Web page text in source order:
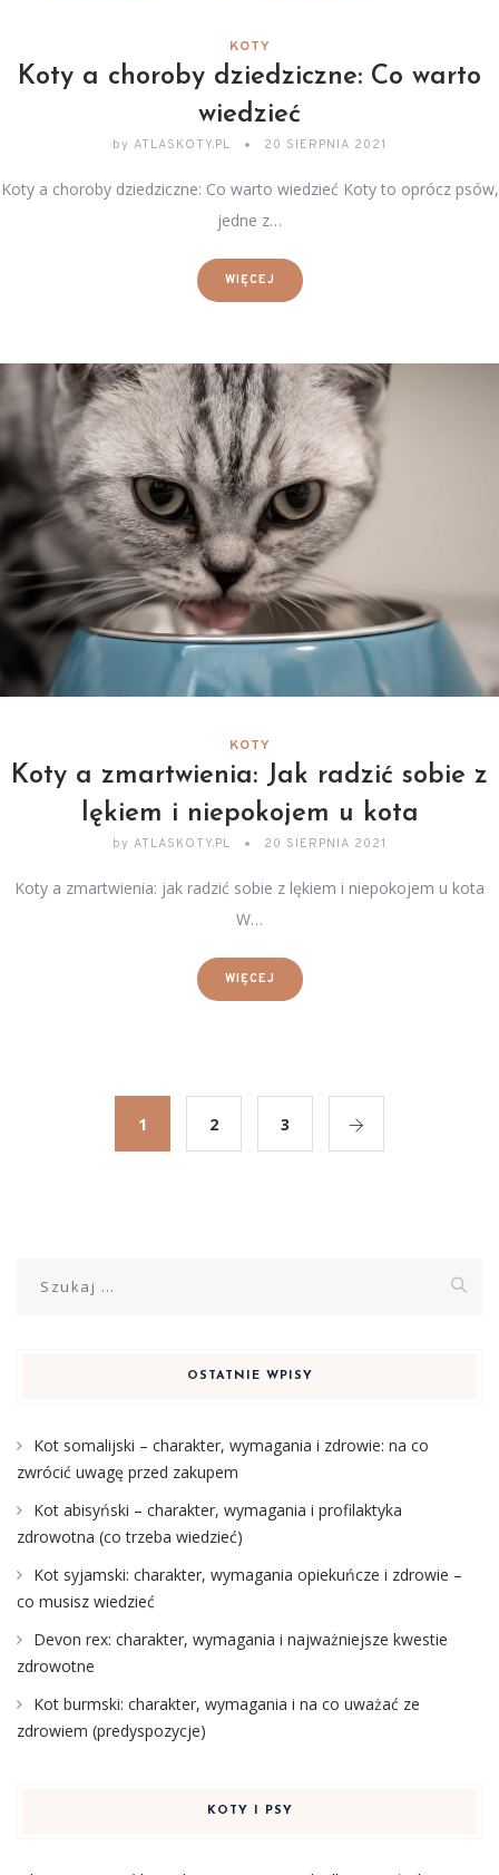
KOTY
Koty a choroby dziedziczne: Co warto
wiedzieć
by ATLASKOTY.PL 20 SIERPNIA 2021
Koty a choroby dziedziczne: Co warto wiedzieć Koty to oprócz psów,
jedne z…
WIĘCEJ
KOTY
Koty a zmartwienia: Jak radzić sobie z
lękiem i niepokojem u kota
by ATLASKOTY.PL 20 SIERPNIA 2021
Koty a zmartwienia: jak radzić sobie z lękiem i niepokojem u kota
W…
WIĘCEJ
1 2 3
OSTATNIE WPISY
Kot somalijski – charakter, wymagania i zdrowie: na co
zwrócić uwagę przed zakupem
Kot abisyński – charakter, wymagania i profilaktyka
zdrowotna (co trzeba wiedzieć)
Kot syjamski: charakter, wymagania opiekuńcze i zdrowie –
co musisz wiedzieć
Devon rex: charakter, wymagania i najważniejsze kwestie
zdrowotne
Kot burmski: charakter, wymagania i na co uważać ze
zdrowiem (predyspozycje)
KOTY I PSY